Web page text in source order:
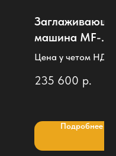
машина MF-
QT80 (Ø 780
Цена у четом НДС
235 600 р.
Подробнее